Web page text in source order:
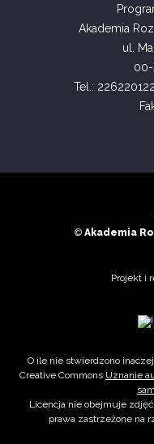
Akademia
ul.
00-
Tel.:
© Akademia
Projekt i
O ile nie stwierdzono
Creative Commons Uznanie
Licencja nie obejmuje
prawa zastrzeżone na